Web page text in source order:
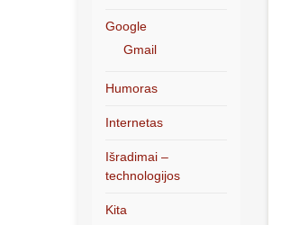
Google
Gmail
Humoras
Internetas
Išradimai –
technologijos
Kita